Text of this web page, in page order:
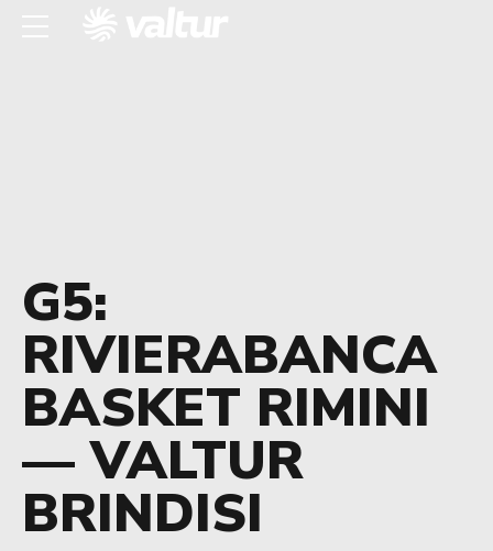
G5:
RIVIERABANCA
BASKET RIMINI
— VALTUR
BRINDISI